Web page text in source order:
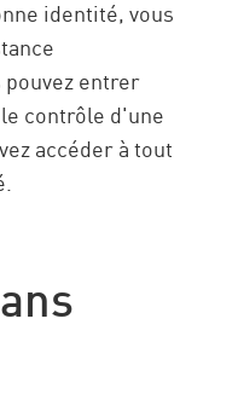
identité, vous
entrer
contrôle d'une
accéder à tout